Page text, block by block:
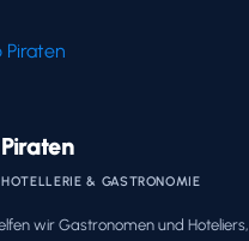
& GASTRONOMIE
wir Gastronomen und Hoteliers,